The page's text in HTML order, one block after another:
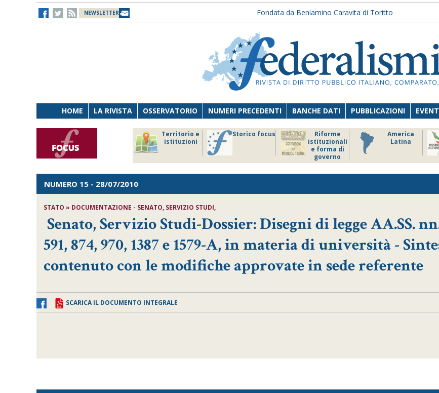
NEWSLETTER Fondata da Beniamino Caravita di Toritto
HOME LA RIVISTA OSSERVATORIO NUMERI PRECEDENTI BANCHE DATI PUBBLICAZIONI
Territorio e
istituzioni
Storico focus
Riforme
istituzionali
e forma di
governo
America
Latina
NUMERO 15 - 28/07/2010
STATO » DOCUMENTAZIONE - SENATO, SERVIZIO STUDI,
Senato, Servizio Studi-Dossier: Disegni di legge AA.SS.
591, 874, 970, 1387 e 1579-A, in materia di università -
contenuto con le modifiche approvate in sede referente
SCARICA IL DOCUMENTO INTEGRALE